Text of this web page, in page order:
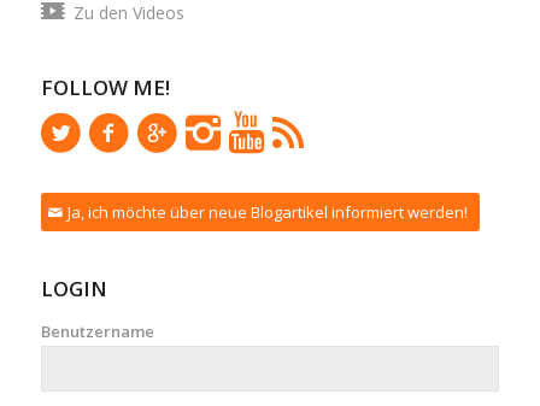
Zu den Videos
FOLLOW ME!
Ja, ich möchte über neue Blogartikel informiert werden!
LOGIN
Benutzername